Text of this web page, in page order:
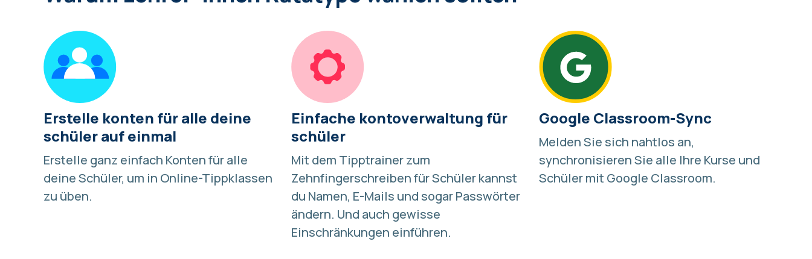
Erstelle konten für alle deine
schüler auf einmal
Erstelle ganz einfach Konten für alle
deine Schüler, um in Online-Tippklassen
zu üben.
Einfache kontoverwaltung für
schüler
Mit dem Tipptrainer zum
Zehnfingerschreiben für Schüler kannst
du Namen, E-Mails und sogar Passwörter
ändern. Und auch gewisse
Einschränkungen einführen.
Google Classroom-Sync
Melden Sie sich nahtlos an,
synchronisieren Sie alle Ihre Kurse und
Schüler mit Google Classroom.